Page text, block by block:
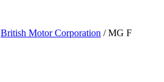
British Motor Corporation / MG F